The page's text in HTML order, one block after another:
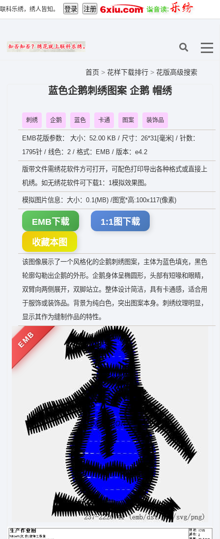
联科乐绣，绣人皆知。
首页 > 花样下载排行 > 花版高级搜索
蓝色企鹅刺绣图案 企鹅 帽绣
刺绣 企鹅 蓝色 卡通 图案 装饰品
EMB花版参数： 大小：52.00 KB / 尺寸：26*31[毫米] / 针数：
1795针 / 线色：2 / 格式：EMB / 版本：e4.2
版带文件需绣花软件方可打开，可配色打印导出各种格式或直接上
机绣。如无绣花软件可下载1：1模拟效果图。
模拟图片信息：大小：0.1(MB) /图宽*高:100x117(像素)
EMB下载 1:1图下载
收藏本图
该图像展示了一个风格化的企鹅刺绣图案，主体为蓝色填充，黑色
轮廓勾勒出企鹅的外形。企鹅身体呈椭圆形，头部有短喙和眼睛，
双臂向两侧展开，双脚站立。整体设计简洁，具有卡通感，适合用
于服饰或装饰品。背景为纯白色，突出图案本身。刺绣纹理明显，
显示其作为缝制作品的特性。
EMB